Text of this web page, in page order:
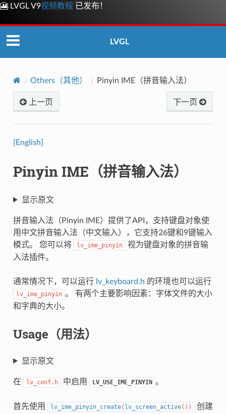
🎦 LVGL V9视频教程 已发布！
LVGL
Others（其他） Pinyin IME（拼音输入法）
上一页 下一页
[English]
Pinyin IME（拼音输入法）
显示原文
拼音输入法（Pinyin IME）提供了API，支持键盘对象使
用中文拼音输入法（中文输入），它支持26键和9键输入
模式。 您可以将
lv_ime_pinyin
视为键盘对象的拼音输
入法插件。
通常情况下，可以运行 lv_keyboard.h 的环境也可以运行
lv_ime_pinyin 。 有两个主要影响因素：字体文件的大小
和字典的大小。
Usage（用法）
显示原文
在 lv_conf.h 中启用 LV_USE_IME_PINYIN 。
首先使用 lv_ime_pinyin_create( lv_screen_active( ) )
创建